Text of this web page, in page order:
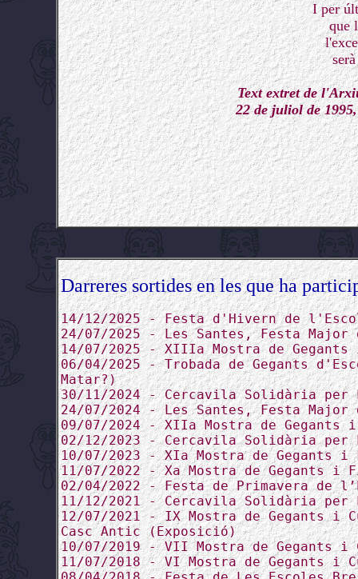
I per
que
Text extret de
22 de juliol de
Darreres sortides en les que ha
14/12/2025 - Festa d'Hivern de
24/07/2025 - Les Santes, Festa Major
14/07/2025 - XIIIa Mostra de
06/04/2025 - Trobada de Gegants
Matar?)
30/11/2024 - Cercavila Solidària per
24/07/2024 - Les Santes, Festa Major
09/07/2024 - XIIa Mostra de Gegants
02/12/2023 - Cercavila Solidària per
10/07/2023 - XIa Mostra de Gegants i
11/07/2022 - Xa Mostra de Gegants i
02/04/2022 - Festa de Primavera de
11/12/2021 - Cercavila Solidària per
12/07/2021 - IX Mostra de Gegants i
Casc Antic (Exposició)
10/07/2019 - VII Mostra de Gegants
11/07/2018 - VI Mostra de Gegants i